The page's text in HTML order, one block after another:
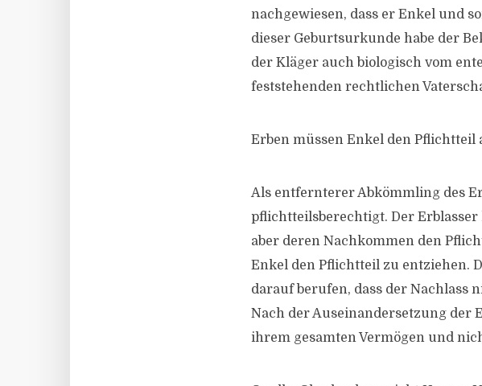
nachgewiesen, dass er Enkel und
dieser Geburtsurkunde habe der
der Kläger auch biologisch vom
feststehenden rechtlichen
Erben müssen Enkel den Pflichtteil
Als entfernterer Abkömmling des
pflichtteilsberechtigt. Der
aber deren Nachkommen den
Enkel den Pflichtteil zu entziehen.
darauf berufen, dass der Nachlass
Nach der Auseinandersetzung der
ihrem gesamten Vermögen und